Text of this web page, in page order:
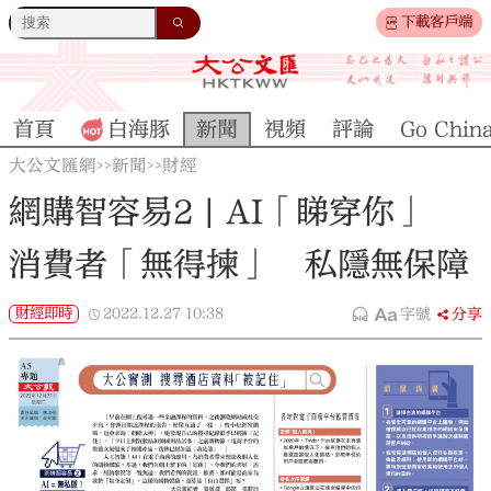
下載客戶端
首頁 白海豚 新聞 視頻 評論 Go
大公文匯網>>新聞>>財經
網購智容易2 | AI「睇穿你」
消費者「無得揀」 私隱無保障
財經即時 2022.12.27 10:38 字號 分享